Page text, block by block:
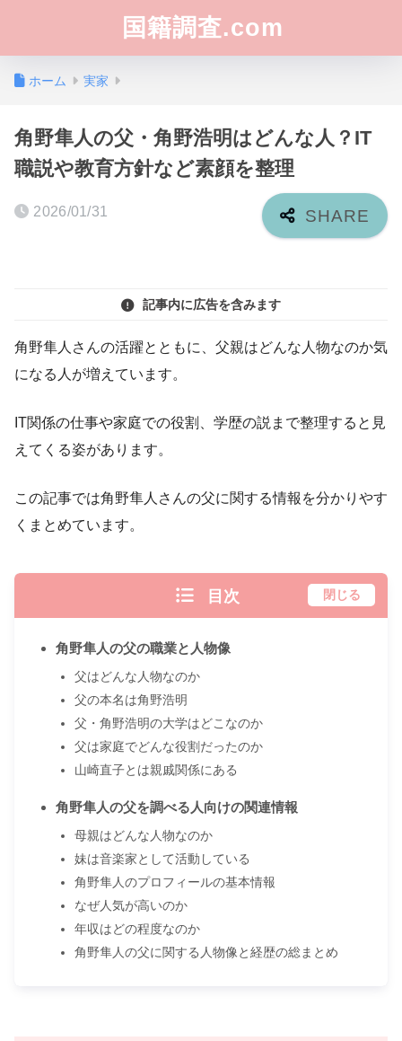
国籍調査.com
ホーム 実家
角野隼人の父・角野浩明はどんな人？IT
職説や教育方針など素顔を整理
2026/01/31
記事内に広告を含みます
角野隼人さんの活躍とともに、父親はどんな人物なのか気
になる人が増えています。
IT関係の仕事や家庭での役割、学歴の説まで整理すると見
えてくる姿があります。
この記事では角野隼人さんの父に関する情報を分かりやす
くまとめています。
目次 閉じる
角野隼人の父の職業と人物像
父はどんな人物なのか
父の本名は角野浩明
父・角野浩明の大学はどこなのか
父は家庭でどんな役割だったのか
山崎直子とは親戚関係にある
角野隼人の父を調べる人向けの関連情報
母親はどんな人物なのか
妹は音楽家として活動している
角野隼人のプロフィールの基本情報
なぜ人気が高いのか
年収はどの程度なのか
角野隼人の父に関する人物像と経歴の総まとめ